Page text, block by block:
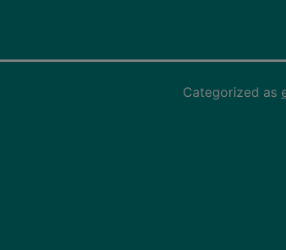
Categorized as